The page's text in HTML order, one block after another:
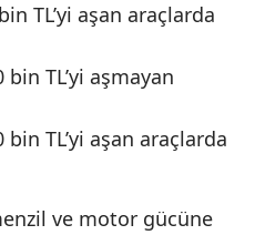
TL’yi aşan araçlarda
TL’yi aşmayan
TL’yi aşan araçlarda
ve motor gücüne